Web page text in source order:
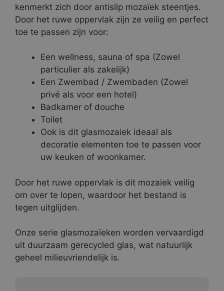
kenmerkt zich door antislip mozaïek steentjes.
Door het ruwe oppervlak zijn ze veilig en perfect
toe te passen zijn voor:
Een wellness, sauna of spa (Zowel
particulier als zakelijk)
Een Zwembad / Zwembaden (Zowel
privé als voor een hotel)
Badkamer of douche
Toilet
Ook is dit glasmozaiek ideaal als
decoratie elementen toe te passen voor
uw keuken of woonkamer.
Door het ruwe oppervlak is dit mozaiek veilig
om over te lopen, waardoor het bestand is
tegen uitglijden.
Onze serie glasmozaïeken worden vervaardigd
uit duurzaam gerecycled glas, wat natuurlijk
geheel milieuvriendelijk is.